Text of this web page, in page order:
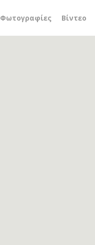
Φωτογραφίες Βίντεο